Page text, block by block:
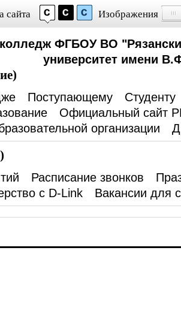
сайта Изображения
ФГБОУ ВО
университет имени
Поступающему Студенту
Официальный сайт
организации
Расписание звонков
с D-Link
Вакансии для